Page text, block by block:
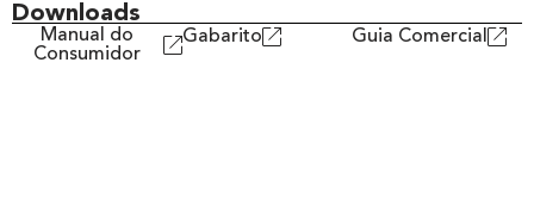
Downloads
Manual do
Consumidor
Gabarito Guia Comercial